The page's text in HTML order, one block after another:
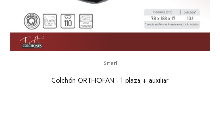
Smart
Colchón ORTHOFAN - 1 plaza + auxiliar